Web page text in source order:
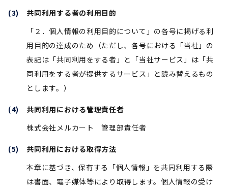
共同利用する者の利用目的
「２．個人情報の利用目的について」の各号に掲げる利
用目的の達成のため（ただし、各号における「当社」の
表記は「共同利用をする者」と「当社サービス」は「共
同利用をする者が提供するサービス」と読み替えるもの
とします。）
共同利用における管理責任者
株式会社メルカート 管理部責任者
共同利用における取得方法
本章に基づき、保有する「個人情報」を共同利用する際
は書面、電子媒体等により取得します。個人情報の受け